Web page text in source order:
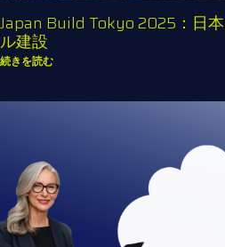
Japan Build Tokyo 2025：日
ル建設
続きを読む